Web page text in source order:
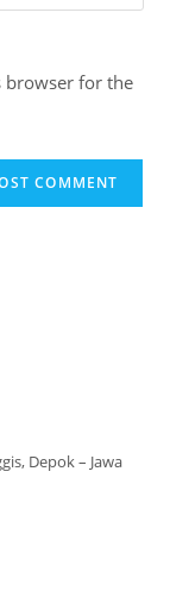
browser for the
Depok – Jawa